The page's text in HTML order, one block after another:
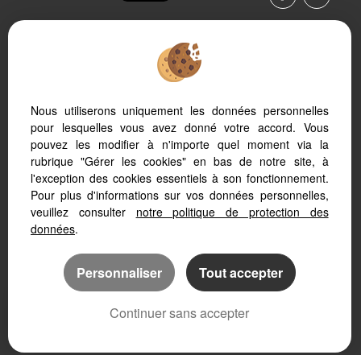
Afin de vous offrir un confort de lecture permanent, depuis
votre PC, votre tablette ou votre smartphone, notre site
s’adapte automatiquement aux différents types d'écrans
Nous utiliserons uniquement les données personnelles
pour lesquelles vous avez donné votre accord. Vous
pouvez les modifier à n'importe quel moment via la
rubrique "Gérer les cookies" en bas de notre site, à
l'exception des cookies essentiels à son fonctionnement.
Pour plus d'informations sur vos données personnelles,
veuillez consulter notre politique de protection des
données.
Personnaliser Tout accepter
Continuer sans accepter